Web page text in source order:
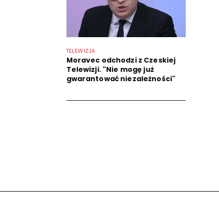
TELEWIZJA
Moravec odchodzi z Czeskiej
Telewizji. "Nie mogę już
gwarantować niezależności"